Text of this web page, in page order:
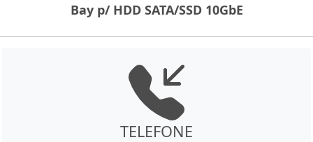
Bay p/ HDD SATA/SSD 10GbE
TELEFONE